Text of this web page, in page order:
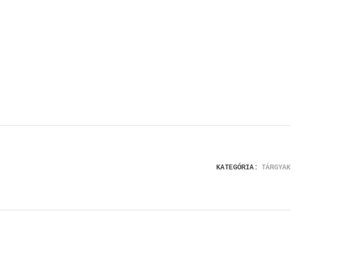
KATEGÓRIA: TÁRGYAK